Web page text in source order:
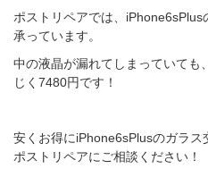
ポストリペアでは、
承っています。
中の液晶が漏れてしまっていても
じく7480円です！
安くお得にiPhone6sPlusのガラ
ポストリペアにご相談ください！